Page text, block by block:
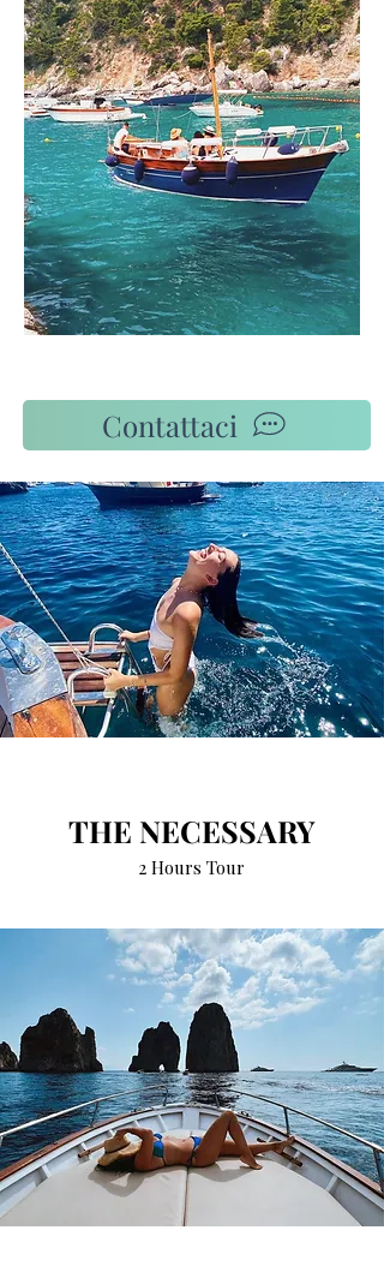
Contattaci
THE NECESSARY
2 Hours Tour